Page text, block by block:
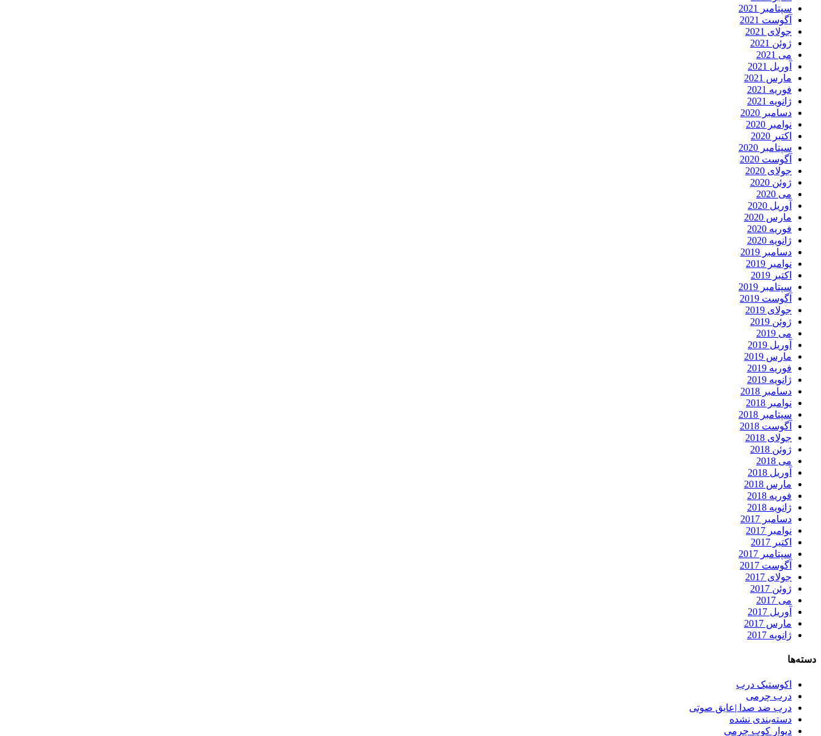
سپتامبر 2021
آگوست 2021
جولای 2021
ژوئن 2021
می 2021
آوریل 2021
مارس 2021
فوریه 2021
ژانویه 2021
دسامبر 2020
نوامبر 2020
اکتبر 2020
سپتامبر 2020
آگوست 2020
جولای 2020
ژوئن 2020
می 2020
آوریل 2020
مارس 2020
فوریه 2020
ژانویه 2020
دسامبر 2019
نوامبر 2019
اکتبر 2019
سپتامبر 2019
آگوست 2019
جولای 2019
ژوئن 2019
می 2019
آوریل 2019
مارس 2019
فوریه 2019
ژانویه 2019
دسامبر 2018
نوامبر 2018
سپتامبر 2018
آگوست 2018
جولای 2018
ژوئن 2018
می 2018
آوریل 2018
مارس 2018
فوریه 2018
ژانویه 2018
دسامبر 2017
نوامبر 2017
اکتبر 2017
سپتامبر 2017
آگوست 2017
جولای 2017
ژوئن 2017
می 2017
آوریل 2017
مارس 2017
ژانویه 2017
دسته‌ها
اکوستیک درب
درب چرمی
درب ضد صدا |عایق صوتی
دسته‌بندی نشده
دیوار کوب چرمی